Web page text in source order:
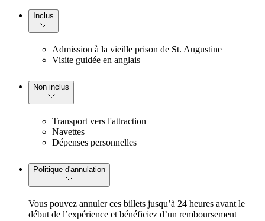
Inclus
Admission à la vieille prison de St. Augustine
Visite guidée en anglais
Non inclus
Transport vers l'attraction
Navettes
Dépenses personnelles
Politique d'annulation
Vous pouvez annuler ces billets jusqu’à 24 heures avant le
début de l’expérience et bénéficiez d’un remboursement